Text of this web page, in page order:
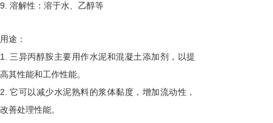
9. 溶解性：溶于水、乙醇等
用途：
1. 三异丙醇胺主要用作水泥和混凝土添加剂，以提
高其性能和工作性能。
2.它可以减少水泥熟料的浆体黏度，增加流动性，
改善处理性能。